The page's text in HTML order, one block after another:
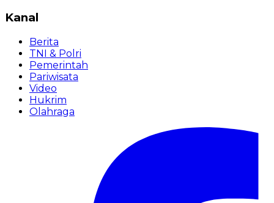
Kanal
Berita
TNI & Polri
Pemerintah
Pariwisata
Video
Hukrim
Olahraga